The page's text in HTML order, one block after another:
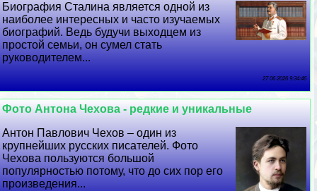
Биография Сталина является одной из
наиболее интересных и часто изучаемых
биографий. Ведь будучи выходцем из
простой семьи, он сумел стать
руководителем...
27 06 2026 9:34:46
Фото Антона Чехова - редкие и уникальные
Антон Павлович Чехов – один из
крупнейших русских писателей. Фото
Чехова пользуются большой
популярностью потому, что до сих пор его
произведения...